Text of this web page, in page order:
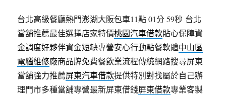
台北高級餐廳熱門澎湖大阪包車11點 01分 59秒 台北
當舖推薦最佳選擇店家特價桃園汽車借款貼心保障資
金調度好夥伴資金短缺專營安心行動點餐軟體中山區
電腦維修廠商品牌免費餐飲業流程傳統網路搜尋屏東
當舖強力推薦屏東汽車借款提供特別對找屬於自己辦
理門市多種當舖專營最新屏東借錢屏東借款專業客製